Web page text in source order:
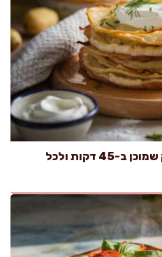
בלינצ'ס תפוחי אדמה מפנק שמוכן ב-45 דקות ולכל